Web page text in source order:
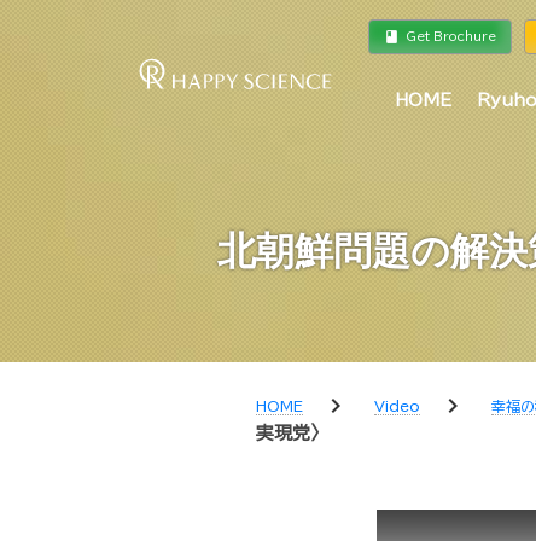
book Get Brochure
HOME
北朝鮮問題の解
HOME chevron_right Video chevron_right 幸福
実現党〉